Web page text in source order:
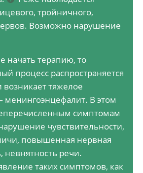
тройничного,
Возможно нарушение
начать терапию, то
процесс распространяется
возникает тяжелое
менингоэнцефалит. В этом
симптомам
чувствительности,
повышенная нервная
невнятность речи.
таких симптомов, как